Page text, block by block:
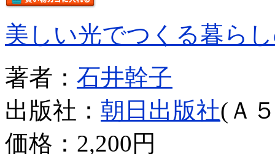
美しい光でつくる暮ら
著者： 石井幹子
出版社： 朝日出版社(Ａ
価格： 2,200円